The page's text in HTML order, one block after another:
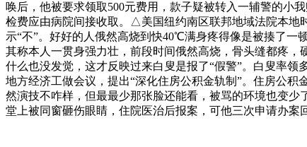
唤后，他被要求领取500元费用，款子疑被转入一辅警的小
检费应由病院间接收取。△美国纽约南区联邦地域法院本地
示“不”。好好的人俄然高烧到快40℃满身疼得像是被揍了一
其称本人一贯身强力壮，前段时间俄然高烧，骨头缝都疼
什么也没发觉，这才反映过来白叟是报了“假警”。白叟率
地方经济工做会议，提出“深化住房公积金轨制”。住房公
然演技不咋样，但最最少那张脸还能看，被骂的环境也变
堂上被同窗砸伤眼睛，住院医治后报案，可他三次申请办案